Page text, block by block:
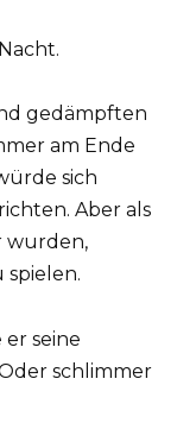
gedämpften
am Ende
sich
Aber als
wurden,
seine
schlimmer